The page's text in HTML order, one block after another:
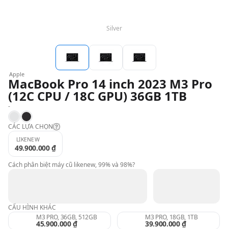
Silver
Apple
MacBook Pro 14 inch 2023 M3 Pro
(12C CPU / 18C GPU) 36GB 1TB
-
SilverSpace Black
CÁC LỰA CHỌN
Likenew:
98%:
LIKENEW
49.900.000 ₫
Cách phân biệt máy cũ likenew, 99% và 98%?
CẤU HÌNH KHÁC
M3 PRO, 36GB, 512GB
45.900.000 ₫
M3 PRO, 18GB, 1TB
39.900.000 ₫